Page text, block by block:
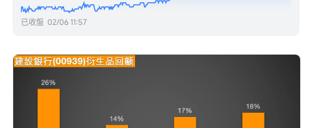
已收盤 02/06 11:57